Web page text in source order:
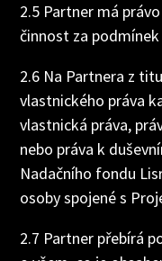
2.5 Partner má
činnost za
2.6 Na Partnera z
vlastnického práva
vlastnická práva,
nebo práva k
Nadačního fondu
osoby spojené s
2.7 Partner přebírá